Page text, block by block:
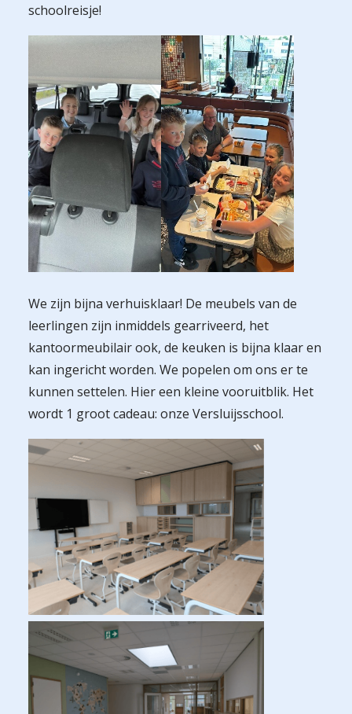
schoolreisje!
We zijn bijna verhuisklaar! De meubels van de
leerlingen zijn inmiddels gearriveerd, het
kantoormeubilair ook, de keuken is bijna klaar en
kan ingericht worden. We popelen om ons er te
kunnen settelen. Hier een kleine vooruitblik. Het
wordt 1 groot cadeau: onze Versluijsschool.